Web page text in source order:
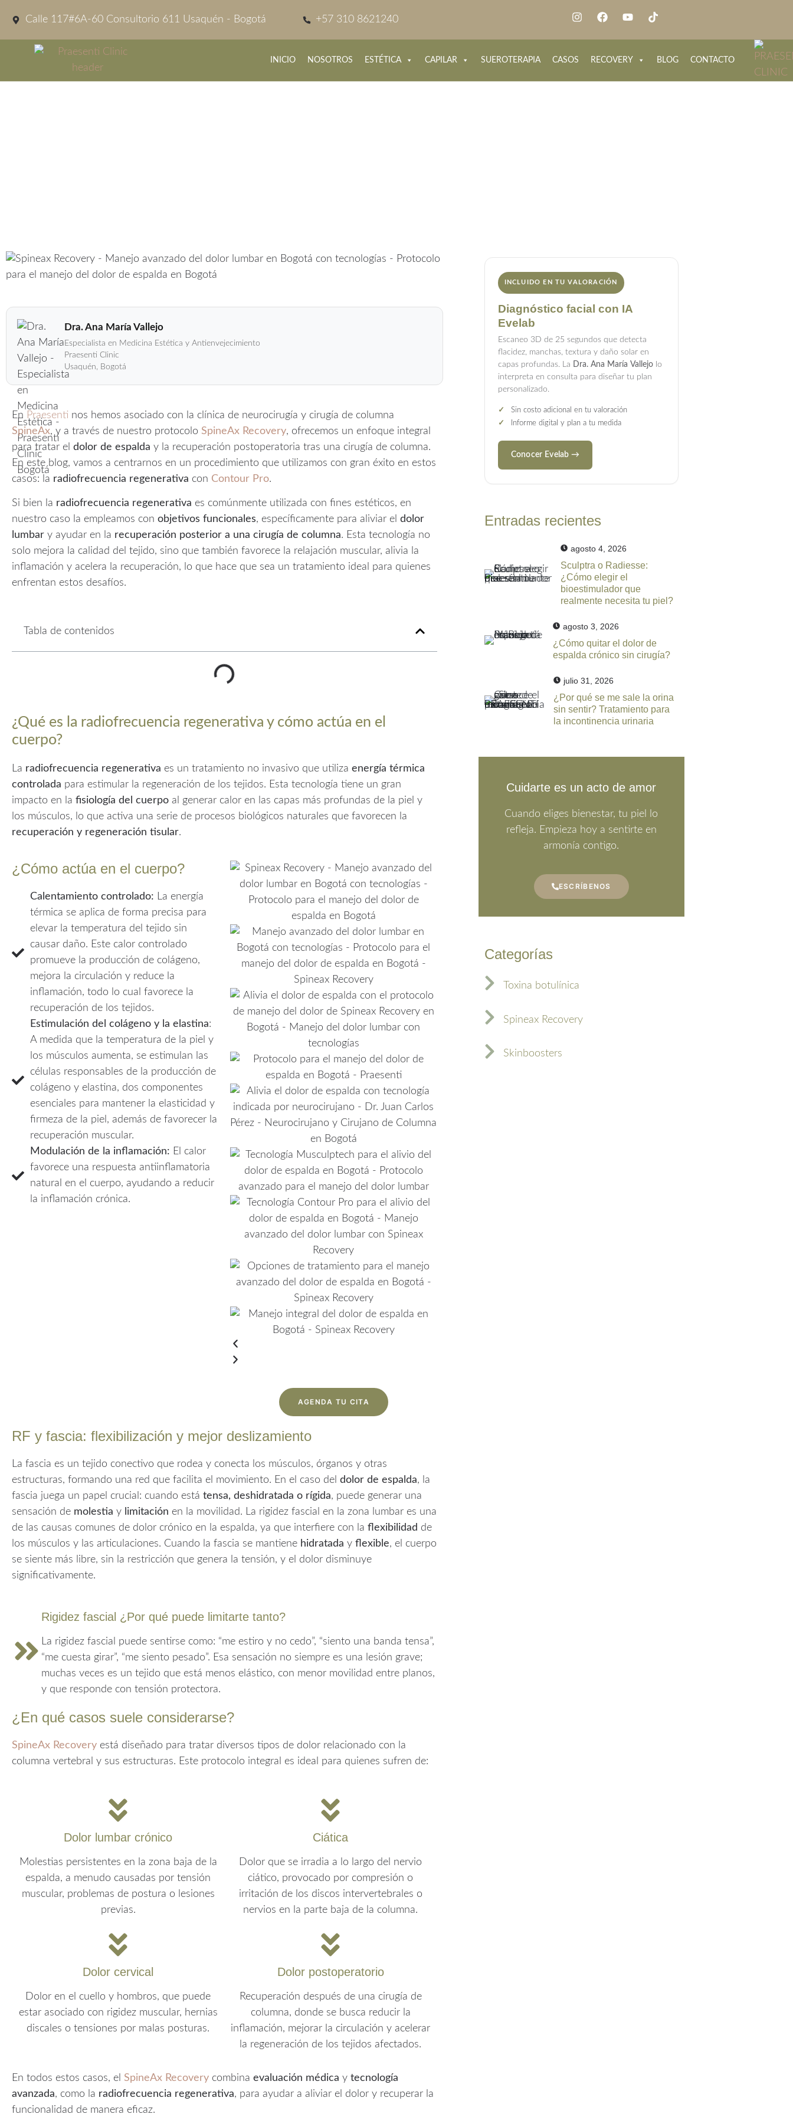
Calle 117#6A-60 Consultorio 611 Usaquén - Bogotá +57 310 8621240
INICIO NOSOTROS ESTÉTICA CAPILAR SUEROTERAPIA CASOS RECOVERY BLOG CONTACTO
Dra. Ana María Vallejo
Especialista en Medicina Estética y Antienvejecimiento
Praesenti Clinic
Usaquén, Bogotá
En Praesenti nos hemos asociado con la clínica de neurocirugía y cirugía de columna
SpineAx, y a través de nuestro protocolo SpineAx Recovery, ofrecemos un enfoque integral
para tratar el dolor de espalda y la recuperación postoperatoria tras una cirugía de columna.
En este blog, vamos a centrarnos en un procedimiento que utilizamos con gran éxito en estos
casos: la radiofrecuencia regenerativa con Contour Pro.
Si bien la radiofrecuencia regenerativa es comúnmente utilizada con fines estéticos, en
nuestro caso la empleamos con objetivos funcionales, específicamente para aliviar el dolor
lumbar y ayudar en la recuperación posterior a una cirugía de columna. Esta tecnología no
solo mejora la calidad del tejido, sino que también favorece la relajación muscular, alivia la
inflamación y acelera la recuperación, lo que hace que sea un tratamiento ideal para quienes
enfrentan estos desafíos.
Tabla de contenidos
¿Qué es la radiofrecuencia regenerativa y cómo actúa en el
cuerpo?
La radiofrecuencia regenerativa es un tratamiento no invasivo que utiliza energía térmica
controlada para estimular la regeneración de los tejidos. Esta tecnología tiene un gran
impacto en la fisiología del cuerpo al generar calor en las capas más profundas de la piel y
los músculos, lo que activa una serie de procesos biológicos naturales que favorecen la
recuperación y regeneración tisular.
¿Cómo actúa en el cuerpo?
Calentamiento controlado: La energía
térmica se aplica de forma precisa para
elevar la temperatura del tejido sin
causar daño. Este calor controlado
promueve la producción de colágeno,
mejora la circulación y reduce la
inflamación, todo lo cual favorece la
recuperación de los tejidos.
Estimulación del colágeno y la elastina:
A medida que la temperatura de la piel y
los músculos aumenta, se estimulan las
células responsables de la producción de
colágeno y elastina, dos componentes
esenciales para mantener la elasticidad y
firmeza de la piel, además de favorecer la
recuperación muscular.
Modulación de la inflamación: El calor
favorece una respuesta antiinflamatoria
natural en el cuerpo, ayudando a reducir
la inflamación crónica.
AGENDA TU CITA
RF y fascia: flexibilización y mejor deslizamiento
La fascia es un tejido conectivo que rodea y conecta los músculos, órganos y otras
estructuras, formando una red que facilita el movimiento. En el caso del dolor de espalda, la
fascia juega un papel crucial: cuando está tensa, deshidratada o rígida, puede generar una
sensación de molestia y limitación en la movilidad. La rigidez fascial en la zona lumbar es una
de las causas comunes de dolor crónico en la espalda, ya que interfiere con la flexibilidad de
los músculos y las articulaciones. Cuando la fascia se mantiene hidratada y flexible, el cuerpo
se siente más libre, sin la restricción que genera la tensión, y el dolor disminuye
significativamente.
Rigidez fascial ¿Por qué puede limitarte tanto?
La rigidez fascial puede sentirse como: “me estiro y no cedo”, “siento una banda tensa”,
“me cuesta girar”, “me siento pesado”. Esa sensación no siempre es una lesión grave;
muchas veces es un tejido que está menos elástico, con menor movilidad entre planos,
y que responde con tensión protectora.
¿En qué casos suele considerarse?
SpineAx Recovery está diseñado para tratar diversos tipos de dolor relacionado con la
columna vertebral y sus estructuras. Este protocolo integral es ideal para quienes sufren de:
Dolor lumbar crónico
Molestias persistentes en la zona baja de la
espalda, a menudo causadas por tensión
muscular, problemas de postura o lesiones
previas.
Ciática
Dolor que se irradia a lo largo del nervio
ciático, provocado por compresión o
irritación de los discos intervertebrales o
nervios en la parte baja de la columna.
Dolor cervical
Dolor en el cuello y hombros, que puede
estar asociado con rigidez muscular, hernias
discales o tensiones por malas posturas.
Dolor postoperatorio
Recuperación después de una cirugía de
columna, donde se busca reducir la
inflamación, mejorar la circulación y acelerar
la regeneración de los tejidos afectados.
En todos estos casos, el SpineAx Recovery combina evaluación médica y tecnología
avanzada, como la radiofrecuencia regenerativa, para ayudar a aliviar el dolor y recuperar la
funcionalidad de manera eficaz.
INCLUIDO EN TU VALORACIÓN
Diagnóstico facial con IA
Evelab
Escaneo 3D de 25 segundos que detecta
flacidez, manchas, textura y daño solar en
capas profundas. La Dra. Ana María Vallejolo
interpreta en consulta para diseñar tu plan
personalizado.
✓
Sin costo adicional en tu valoración
✓
Informe digital y plan a tu medida
Conocer Evelab →
Entradas recientes
agosto 4, 2026
Sculptra o Radiesse:
¿Cómo elegir el
bioestimulador que
realmente necesita tu piel?
agosto 3, 2026
¿Cómo quitar el dolor de
espalda crónico sin cirugía?
julio 31, 2026
¿Por qué se me sale la orina
sin sentir? Tratamiento para
la incontinencia urinaria
Cuidarte es un acto de amor
Cuando eliges bienestar, tu piel lo
refleja. Empieza hoy a sentirte en
armonía contigo.
ESCRÍBENOS
Categorías
Toxina botulínica
Spineax Recovery
Skinboosters